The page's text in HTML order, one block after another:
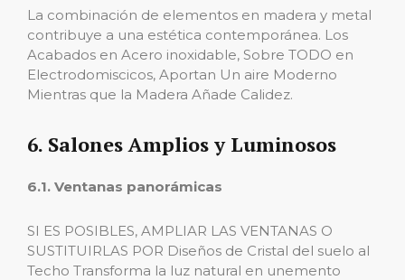
La combinación de elementos en madera y metal
contribuye a una estética contemporánea. Los
Acabados en Acero inoxidable, Sobre TODO en
Electrodomiscicos, Aportan Un aire Moderno
Mientras que la Madera Añade Calidez.
6. Salones Amplios y Luminosos
6.1. Ventanas panorámicas
SI ES POSIBLES, AMPLIAR LAS VENTANAS O
SUSTITUIRLAS POR Diseños de Cristal del suelo al
Techo Transforma la luz natural en unemento